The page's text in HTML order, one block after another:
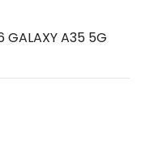
GALAXY A35 5G